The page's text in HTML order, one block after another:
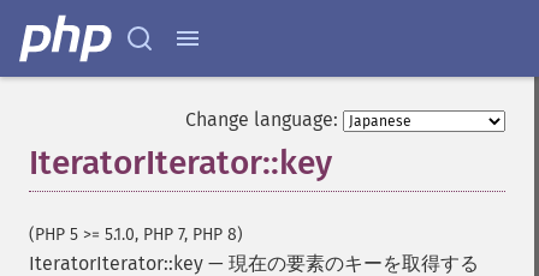
Change language:
IteratorIterator::key
(PHP 5 >= 5.1.0, PHP 7, PHP 8)
IteratorIterator::key — 現在の要素のキーを取得する